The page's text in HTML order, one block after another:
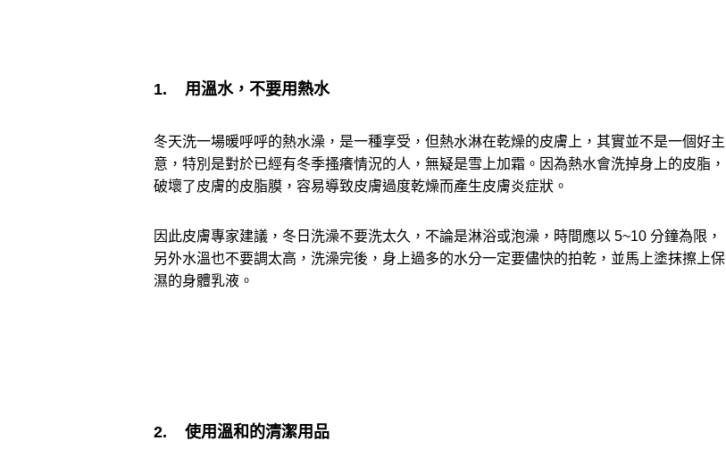
1. 用溫水，不要用熱水
冬天洗一場暖呼呼的熱水澡，是一種享受，但熱水淋在乾燥的皮膚上，其實並不是一個好主
意，特別是對於已經有冬季搔癢情況的人，無疑是雪上加霜。因為熱水會洗掉身上的皮脂，
破壞了皮膚的皮脂膜，容易導致皮膚過度乾燥而產生皮膚炎症狀。
因此皮膚專家建議，冬日洗澡不要洗太久，不論是淋浴或泡澡，時間應以 5~10 分鐘為限，
另外水溫也不要調太高，洗澡完後，身上過多的水分一定要儘快的拍乾，並馬上塗抹擦上保
濕的身體乳液。
2. 使用溫和的清潔用品